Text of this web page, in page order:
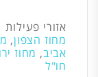
אזורי פעילות
מחוז הצפון,
אביב, מחוז
חו"ל